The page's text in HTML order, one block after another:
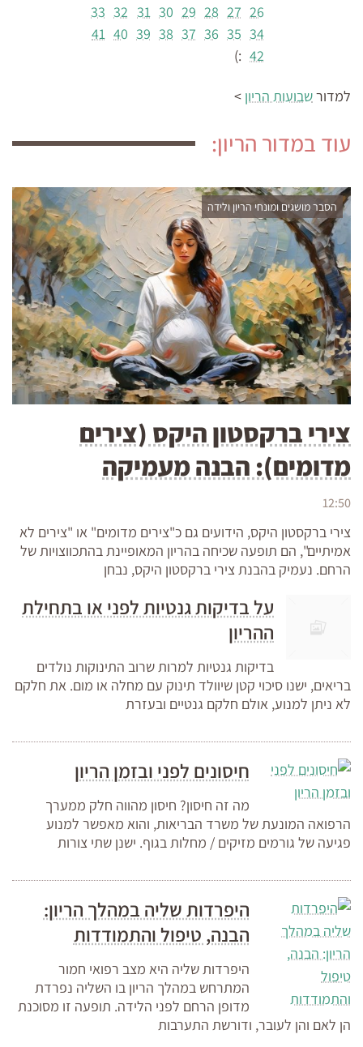
26
27
28
29
30
31
32
33
34
35
36
37
38
39
40
41
42
:)
למדורשבועות הריון >
עוד במדור הריון:
הסבר מושגים ומונחי הריון ולידה
צירי ברקסטון היקס (צירים
מדומים): הבנה מעמיקה
12:50
צירי ברקסטון היקס, הידועים גם כ"צירים מדומים" או "צירים לא
אמיתיים", הם תופעה שכיחה בהריון המאופיינת בהתכווצויות של
הרחם. נעמיק בהבנת צירי ברקסטון היקס, נבחן
על בדיקות גנטיות לפני או בתחילת
ההריון
בדיקות גנטיות למרות שרוב התינוקות נולדים
בריאים, ישנו סיכוי קטן שיוולד תינוק עם מחלה או מום. את חלקם
לא ניתן למנוע, אולם חלקם גנטיים ובעזרת
חיסונים לפני ובזמן הריון
מה זה חיסון? חיסון מהווה חלק ממערך
הרפואה המונעת של משרד הבריאות, והוא מאפשר למנוע
פגיעה של גורמים מזיקים / מחלות בגוף. ישנן שתי צורות
היפרדות שליה במהלך הריון:
הבנה, טיפול והתמודדות
היפרדות שליה היא מצב רפואי חמור
המתרחש במהלך הריון בו השליה נפרדת
מדופן הרחם לפני הלידה. תופעה זו מסוכנת
הן לאם והן לעובר, ודורשת התערבות